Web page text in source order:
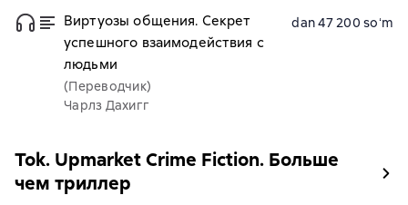
Виртуозы общения. Секрет
успешного взаимодействия с
людьми
(Переводчик)
Чарлз Дахигг
dan 47 200 soʻm
Tok. Upmarket Crime Fiction. Больше
чем триллер